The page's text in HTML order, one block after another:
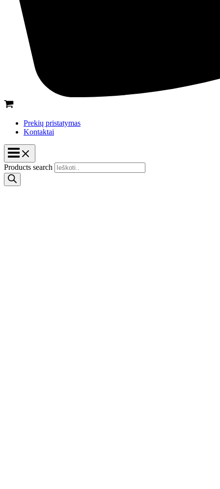
Prekių pristatymas
Kontaktai
Products search